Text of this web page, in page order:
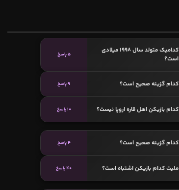
کدامیک متولد سال 1998 میلادی
است؟
5 پاسخ
کدام گزینه صحیح است؟ 9 پاسخ
کدام بازیکن اهل قاره اروپا نیست؟ 10 پاسخ
کدام گزینه صحیح است؟ 4 پاسخ
ملیت کدام بازیکن اشتباه است؟ 40 پاسخ